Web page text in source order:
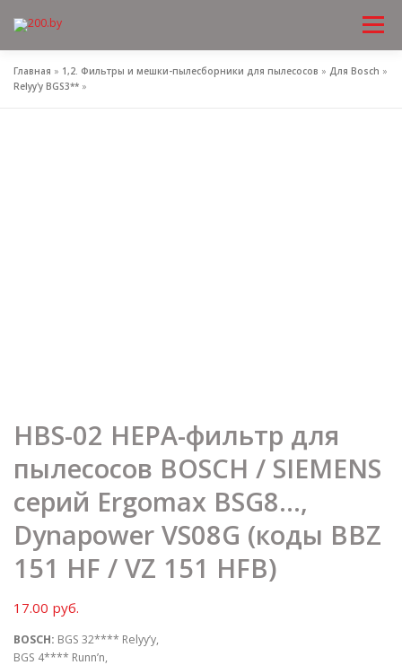
Главная » 1,2. Фильтры и мешки-пылесборники для пылесосов » Для Bosch »
Relyy'y BGS3** »
HBS-02 HEPA-фильтр для
пылесосов BOSCH / SIEMENS
серий Ergomax BSG8…,
Dynapower VS08G (коды BBZ
151 HF / VZ 151 HFB)
17.00 руб.
BOSCH: BGS 32**** Relyy’y,
BGS 4**** Runn’n,